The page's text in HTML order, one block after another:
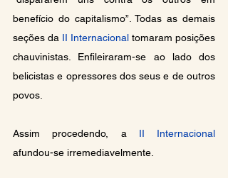
benefício do capitalismo”. Todas as demais
seções da II Internacional tomaram posições
chauvinistas. Enfileiraram-se ao lado dos
belicistas e opressores dos seus e de outros
povos.
Assim procedendo, a II Internacional
afundou-se irremediavelmente.